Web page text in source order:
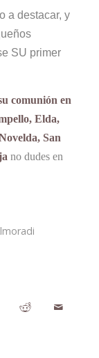
a destacar, y
SU primer
comunión en
Elda,
San
no dudes en